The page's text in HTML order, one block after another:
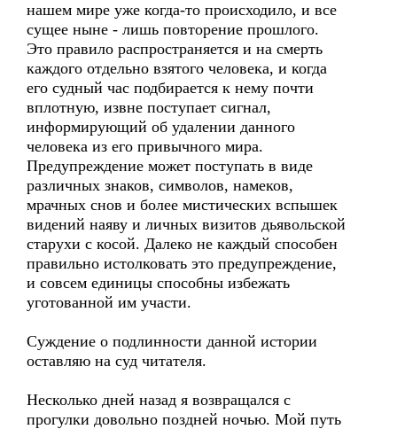
нашем мире уже когда-то происходило, и все
сущее ныне - лишь повторение прошлого.
Это правило распространяется и на смерть
каждого отдельно взятого человека, и когда
его судный час подбирается к нему почти
вплотную, извне поступает сигнал,
информирующий об удалении данного
человека из его привычного мира.
Предупреждение может поступать в виде
различных знаков, символов, намеков,
мрачных снов и более мистических вспышек
видений наяву и личных визитов дьявольской
старухи с косой. Далеко не каждый способен
правильно истолковать это предупреждение,
и совсем единицы способны избежать
уготованной им участи.
Суждение о подлинности данной истории
оставляю на суд читателя.
Несколько дней назад я возвращался с
прогулки довольно поздней ночью. Мой путь